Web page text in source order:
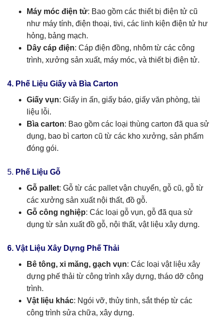
Máy móc điện tử: Bao gồm các thiết bị điện tử cũ
như máy tính, điện thoại, tivi, các linh kiện điện tử hư
hỏng, bảng mạch.
Dây cáp điện: Cáp điện đồng, nhôm từ các công
trình, xưởng sản xuất, máy móc, và thiết bị điện tử.
4. Phế Liệu Giấy và Bìa Carton
Giấy vụn: Giấy in ấn, giấy báo, giấy văn phòng, tài
liệu lỗi.
Bìa carton: Bao gồm các loại thùng carton đã qua sử
dụng, bao bì carton cũ từ các kho xưởng, sản phẩm
đóng gói.
5. Phế Liệu Gỗ
Gỗ pallet: Gỗ từ các pallet vận chuyển, gỗ cũ, gỗ từ
các xưởng sản xuất nội thất, đồ gỗ.
Gỗ công nghiệp: Các loại gỗ vụn, gỗ đã qua sử
dụng từ sản xuất đồ gỗ, nội thất, vật liệu xây dựng.
6. Vật Liệu Xây Dựng Phế Thải
Bê tông, xi măng, gạch vụn: Các loại vật liệu xây
dựng phế thải từ công trình xây dựng, tháo dỡ công
trình.
Vật liệu khác: Ngói vỡ, thủy tinh, sắt thép từ các
công trình sửa chữa, xây dựng.